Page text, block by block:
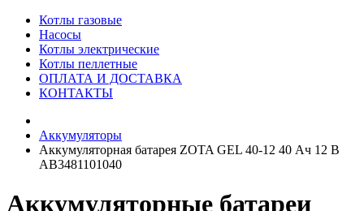
Котлы газовые
Насосы
Котлы электрические
Котлы пеллетные
ОПЛАТА И ДОСТАВКА
КОНТАКТЫ
Аккумуляторы
Аккумуляторная батарея ZOTA GEL 40-12 40 Ач 12 В
AB3481101040
Аккумуляторные батареи